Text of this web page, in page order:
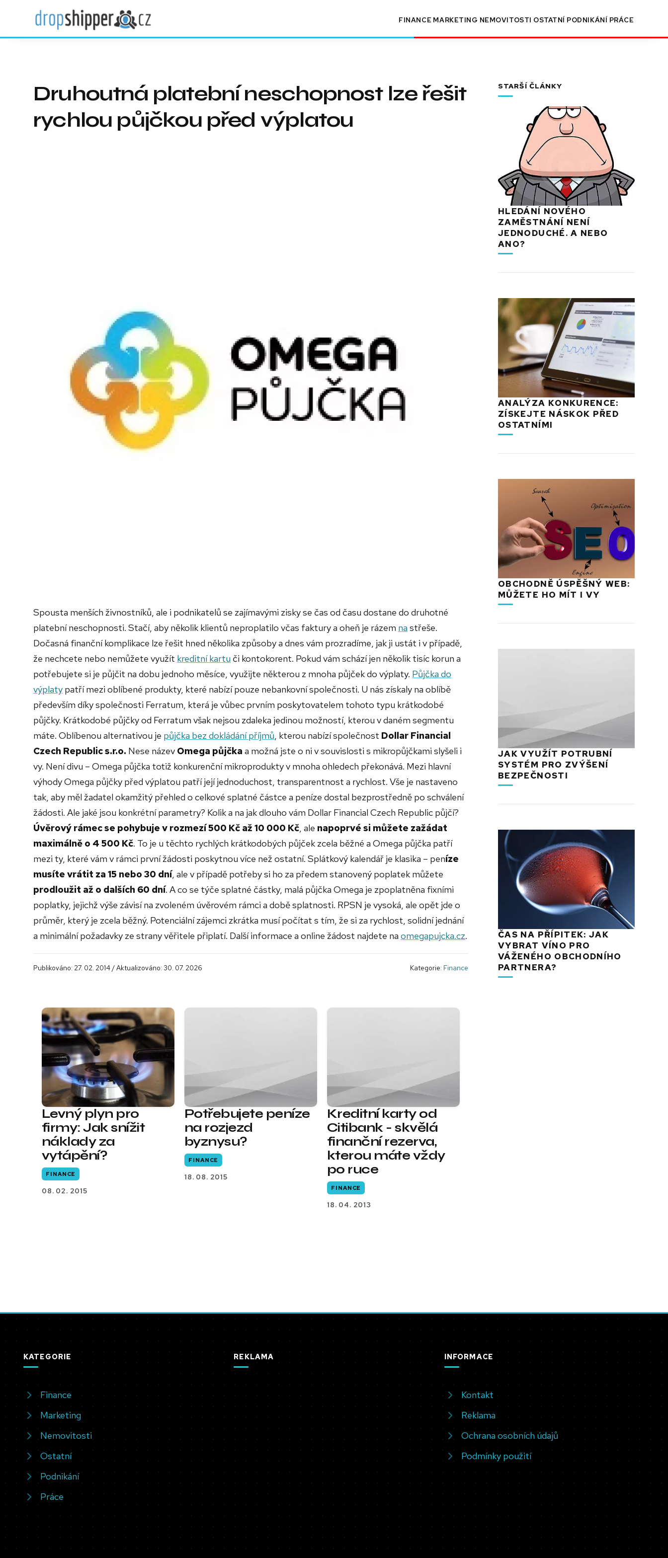
FINANCE MARKETING NEMOVITOSTI OSTATNÍ PODNIKÁNÍ PRÁCE
Druhoutná platební neschopnost lze řešit
rychlou půjčkou před výplatou
Spousta menších živnostníků, ale i podnikatelů se zajímavými zisky se čas od času dostane do druhotné
platební neschopnosti. Stačí, aby několik klientů neproplatilo včas faktury a oheň je rázem na střeše.
Dočasná finanční komplikace lze řešit hned několika způsoby a dnes vám prozradíme, jak ji ustát i v případě,
že nechcete nebo nemůžete využít kreditní kartu či kontokorent. Pokud vám schází jen několik tisíc korun a
potřebujete si je půjčit na dobu jednoho měsíce, využijte některou z mnoha půjček do výplaty. Půjčka do
výplaty patří mezi oblíbené produkty, které nabízí pouze nebankovní společnosti. U nás získaly na oblíbě
především díky společnosti Ferratum, která je vůbec prvním poskytovatelem tohoto typu krátkodobé
půjčky. Krátkodobé půjčky od Ferratum však nejsou zdaleka jedinou možností, kterou v daném segmentu
máte. Oblíbenou alternativou je půjčka bez dokládání příjmů, kterou nabízí společnost Dollar Financial
Czech Republic s.r.o. Nese název Omega půjčka a možná jste o ni v souvislosti s mikropůjčkami slyšeli i
vy. Není divu – Omega půjčka totiž konkurenční mikroprodukty v mnoha ohledech překonává. Mezi hlavní
výhody Omega půjčky před výplatou patří její jednoduchost, transparentnost a rychlost. Vše je nastaveno
tak, aby měl žadatel okamžitý přehled o celkové splatné částce a peníze dostal bezprostředně po schválení
žádosti. Ale jaké jsou konkrétní parametry? Kolik a na jak dlouho vám Dollar Financial Czech Republic půjčí?
Úvěrový rámec se pohybuje v rozmezí 500 Kč až 10 000 Kč, ale napoprvé si můžete zažádat
maximálně o 4 500 Kč. To je u těchto rychlých krátkodobých půjček zcela běžné a Omega půjčka patří
mezi ty, které vám v rámci první žádosti poskytnou více než ostatní. Splátkový kalendář je klasika – peníze
musíte vrátit za 15 nebo 30 dní, ale v případě potřeby si ho za předem stanovený poplatek můžete
prodloužit až o dalších 60 dní. A co se týče splatné částky, malá půjčka Omega je zpoplatněna fixními
poplatky, jejichž výše závisí na zvoleném úvěrovém rámci a době splatnosti. RPSN je vysoká, ale opět jde o
průměr, který je zcela běžný. Potenciální zájemci zkrátka musí počítat s tím, že si za rychlost, solidní jednání
a minimální požadavky ze strany věřitele připlatí. Další informace a online žádost najdete na omegapujcka.cz.
Publikováno: 27. 02. 2014 / Aktualizováno: 30. 07. 2026 Kategorie: Finance
Levný plyn pro
firmy: Jak snížit
náklady za
vytápění?
FINANCE
08. 02. 2015
Potřebujete peníze
na rozjezd
byznysu?
FINANCE
18. 08. 2015
Kreditní karty od
Citibank - skvělá
finanční rezerva,
kterou máte vždy
po ruce
FINANCE
18. 04. 2013
STARŠÍ ČLÁNKY
HLEDÁNÍ NOVÉHO
ZAMĚSTNÁNÍ NENÍ
JEDNODUCHÉ. A NEBO
ANO?
ANALÝZA KONKURENCE:
ZÍSKEJTE NÁSKOK PŘED
OSTATNÍMI
OBCHODNĚ ÚSPĚŠNÝ WEB:
MŮŽETE HO MÍT I VY
JAK VYUŽÍT POTRUBNÍ
SYSTÉM PRO ZVÝŠENÍ
BEZPEČNOSTI
ČAS NA PŘÍPITEK: JAK
VYBRAT VÍNO PRO
VÁŽENÉHO OBCHODNÍHO
PARTNERA?
KATEGORIE
Finance
Marketing
Nemovitosti
Ostatní
Podnikání
Práce
REKLAMA INFORMACE
Kontakt
Reklama
Ochrana osobních údajů
Podmínky použití